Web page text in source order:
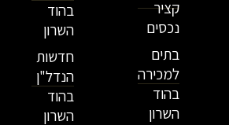
קציר
נכסים
בתים
למכירה
בהוד
השרון
בהוד
השרון
חדשות
הנדל"ן
בהוד
השרון